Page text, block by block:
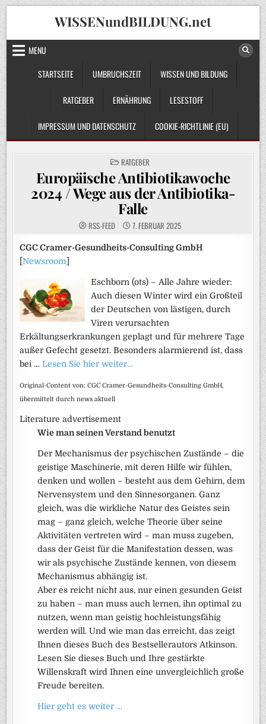
Skip
to
content
WISSENundBILDUNG.net
MENU
STARTSEITE
UMBRUCHSZEIT WISSEN UND BILDUNG
RATGEBER ERNÄHRUNG LESESTOFF
IMPRESSUM UND DATENSCHUTZ COOKIE-RICHTLINIE (EU)
POSTED
IN
RATGEBER
Europäische Antibiotikawoche
2024 / Wege aus der Antibiotika-
Falle
RSS-FEED 7. FEBRUAR 2025
CGC Cramer-Gesundheits-Consulting GmbH
[Newsroom
Eschborn (ots) – Alle Jahre wieder:
Auch diesen Winter wird ein Großteil
der Deutschen von lästigen, durch
Viren verursachten
Erkältungserkrankungen geplagt und für mehrere Tage
außer Gefecht gesetzt. Besonders alarmierend ist, dass
bei …Lesen Sie hier weiter…
Original-Content von: CGC Cramer-Gesundheits-Consulting GmbH,
übermittelt durch news aktuell
Literature advertisement
Wie man seinen Verstand benutzt
Der Mechanismus der psychischen Zustände – die
geistige Maschinerie, mit deren Hilfe wir fühlen,
denken und wollen – besteht aus dem Gehirn, dem
Nervensystem und den Sinnesorganen. Ganz
gleich, was die wirkliche Natur des Geistes sein
mag – ganz gleich, welche Theorie über seine
Aktivitäten vertreten wird – man muss zugeben,
dass der Geist für die Manifestation dessen, was
wir als psychische Zustände kennen, von diesem
Mechanismus abhängig ist.
Aber es reicht nicht aus, nur einen gesunden Geist
zu haben – man muss auch lernen, ihn optimal zu
nutzen, wenn man geistig hochleistungsfähig
werden will. Und wie man das erreicht, das zeigt
Ihnen dieses Buch des Bestsellerautors Atkinson.
Lesen Sie dieses Buch und Ihre gestärkte
Willenskraft wird Ihnen eine unvergleichlich große
Freude bereiten.
Hier geht es weiter …